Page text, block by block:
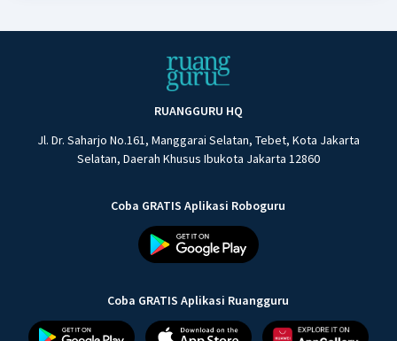
RUANGGURU HQ
Jl. Dr. Saharjo No.161, Manggarai Selatan, Tebet, Kota Jakarta
Selatan, Daerah Khusus Ibukota Jakarta 12860
Coba GRATIS Aplikasi Roboguru
Coba GRATIS Aplikasi Ruangguru